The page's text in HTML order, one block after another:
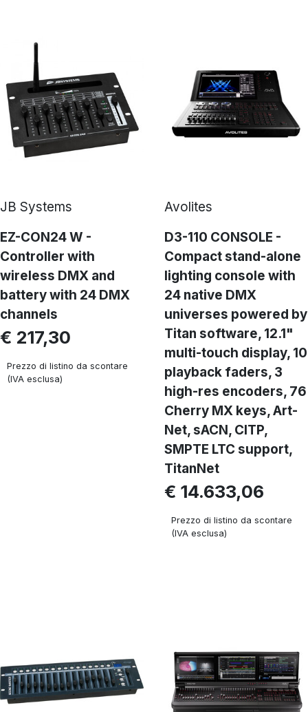
JB Systems
EZ-CON24 W -
Controller with
wireless DMX and
battery with 24 DMX
channels
€ 217,30
Prezzo di listino da scontare
(IVA esclusa)
Avolites
D3-110 CONSOLE -
Compact stand-alone
lighting console with
24 native DMX
universes powered by
Titan software, 12.1"
multi-touch display, 10
playback faders, 3
high-res encoders, 76
Cherry MX keys, Art-
Net, sACN, CITP,
SMPTE LTC support,
TitanNet
€ 14.633,06
Prezzo di listino da scontare
(IVA esclusa)